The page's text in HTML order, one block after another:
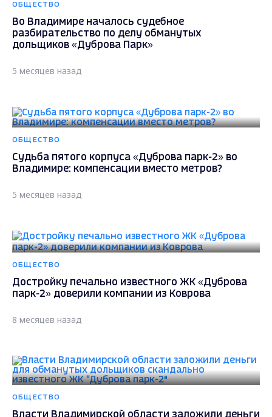
ОБЩЕСТВО
Во Владимире началось судебное
разбирательство по делу обманутых
дольщиков «Дуброва Парк»
5 месяцев назад
ОБЩЕСТВО
Судьба пятого корпуса «Дуброва парк-2» во
Владимире: компенсации вместо метров?
5 месяцев назад
ОБЩЕСТВО
Достройку печально известного ЖК «Дуброва
парк-2» доверили компании из Коврова
8 месяцев назад
ОБЩЕСТВО
Власти Владимирской области заложили деньги